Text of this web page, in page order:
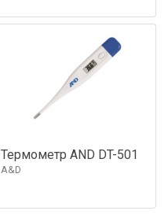
Термометр AND DT-501
A&D